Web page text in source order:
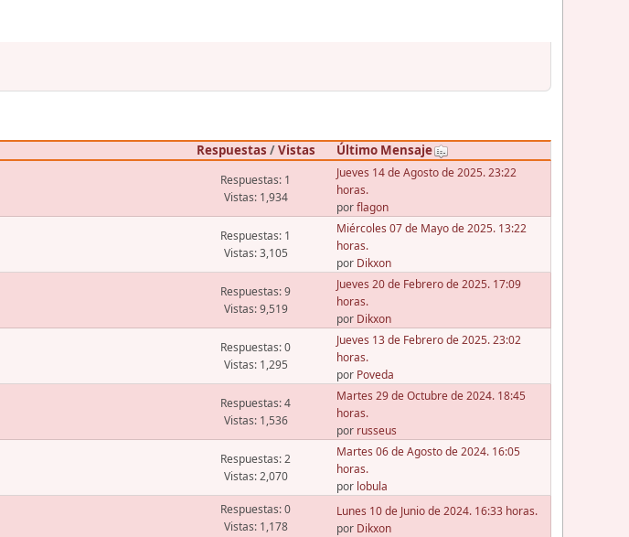
Respuestas /Vistas
Último Mensaje
Respuestas: 1
Vistas: 1,934
Jueves 14 de Agosto de 2025. 23:22
horas.
porflagon
Respuestas: 1
Vistas: 3,105
Miércoles 07 de Mayo de 2025. 13:22
horas.
por Dikxon
Respuestas: 9
Vistas: 9,519
Jueves 20 de Febrero de 2025. 17:09
horas.
por Dikxon
Respuestas: 0
Vistas: 1,295
Jueves 13 de Febrero de 2025. 23:02
horas.
por Poveda
Respuestas: 4
Vistas: 1,536
Martes 29 de Octubre de 2024. 18:45
horas.
por russeus
Respuestas: 2
Vistas: 2,070
Martes 06 de Agosto de 2024. 16:05
horas.
por lobula
Respuestas: 0
Vistas: 1,178
Lunes 10 de Junio de 2024. 16:33 horas.
por Dikxon